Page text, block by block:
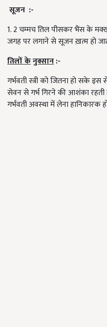
सूजन :-
1. 2 चम्मच तिल पीसकर भैंस के
जगह पर लगाने से सूजन ख़त्म हो
तिलों केनुक्सान:-
गर्भवती स्त्री को जितना हो सके
सेवन से गर्भ गिरने की आशंका रहती
गर्भवती अवस्था में लेना हानिकारक